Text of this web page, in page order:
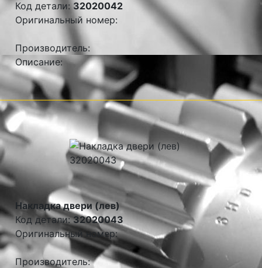
Код детали:32020042
Оригинальный номер:
Производитель:
Описание:
Накладка двери (лев)
Код детали:32020043
Оригинальный номер:
Производитель: